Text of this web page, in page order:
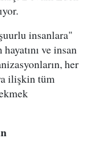
insanlara"
ve insan
her
ilişkin tüm